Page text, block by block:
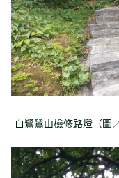
白鷺鷥山檢修路燈（圖